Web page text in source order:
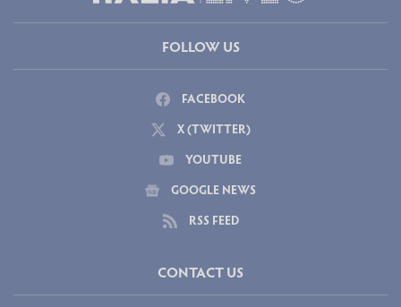
FOLLOW US
FACEBOOK
X (TWITTER)
YOUTUBE
GOOGLE NEWS
RSS FEED
CONTACT US